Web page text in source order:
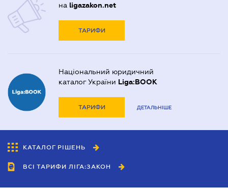
на ligazakon.net
ТАРИФИ
Національний юридичний
каталог України Liga:BOOK
ТАРИФИ ДЕТАЛЬНІШЕ
КАТАЛОГ РІШЕНЬ
ВСІ ТАРИФИ ЛІГА:ЗАКОН